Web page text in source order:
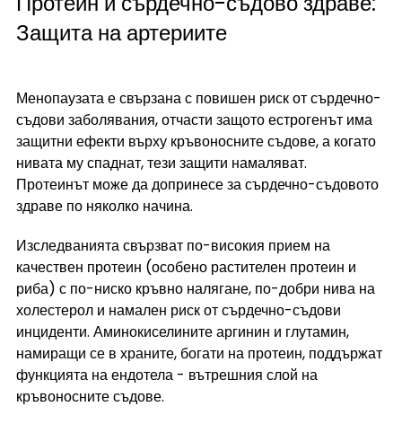
Защита на артериите
Менопаузата е свързана с повишен риск от сърдечно-
съдови заболявания, отчасти защото естрогенът има
защитни ефекти върху кръвоносните съдове, а когато
нивата му спаднат, тези защити намаляват.
Протеинът може да допринесе за сърдечно-съдовото
здраве по няколко начина.
Изследванията свързват по-високия прием на
качествен протеин (особено растителен протеин и
риба) с по-ниско кръвно налягане, по-добри нива на
холестерол и намален риск от сърдечно-съдови
инциденти. Аминокиселините аргинин и глутамин,
намиращи се в храните, богати на протеин, поддържат
функцията на ендотела - вътрешния слой на
кръвоносните съдове.